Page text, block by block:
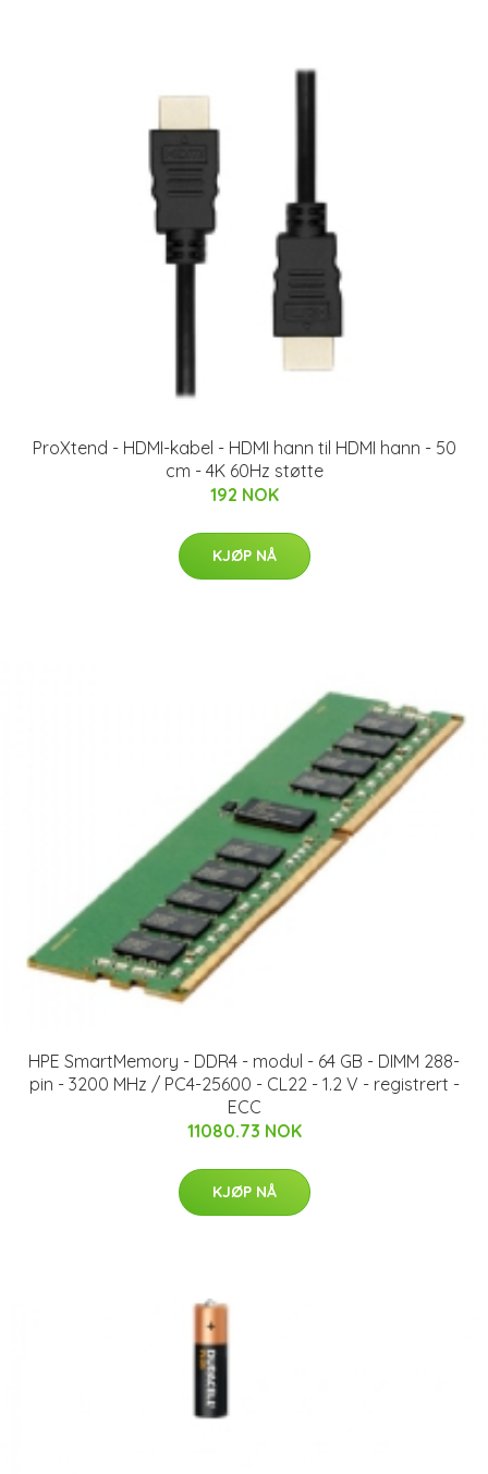
ProXtend - HDMI-kabel - HDMI hann til HDMI hann - 50
cm - 4K 60Hz støtte
192 NOK
KJØP NÅ
HPE SmartMemory - DDR4 - modul - 64 GB - DIMM 288-
pin - 3200 MHz / PC4-25600 - CL22 - 1.2 V - registrert -
ECC
11080.73 NOK
KJØP NÅ